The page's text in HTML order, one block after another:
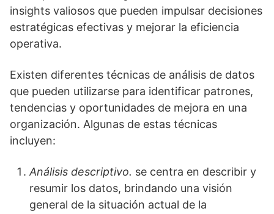
insights valiosos que pueden impulsar decisiones
estratégicas efectivas y mejorar la eficiencia
operativa.
Existen diferentes técnicas de análisis de datos
que pueden utilizarse para identificar patrones,
tendencias y oportunidades de mejora en una
organización. Algunas de estas técnicas
incluyen:
Análisis descriptivo. se centra en describir y
resumir los datos, brindando una visión
general de la situación actual de la